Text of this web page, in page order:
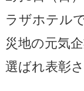
ラザホテル
災地の元気
選ばれ表彰